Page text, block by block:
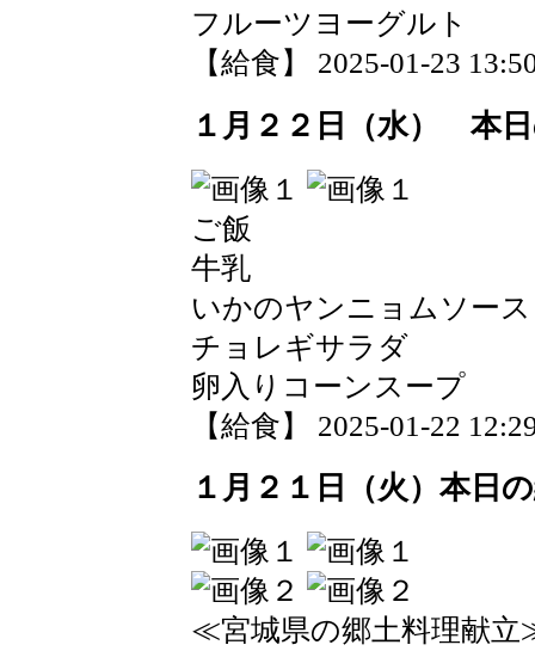
フルーツヨーグルト
【給食】 2025-01-23
１月２２日（水） 本
ご飯
牛乳
いかのヤンニョムソース
チョレギサラダ
卵入りコーンスープ
【給食】 2025-01-22
１月２１日（火）本日
≪宮城県の郷土料理献